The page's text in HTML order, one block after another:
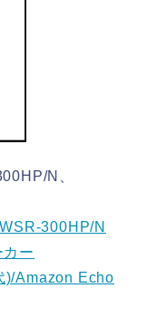
N、
300HP/N
ー
)/Amazon Echo